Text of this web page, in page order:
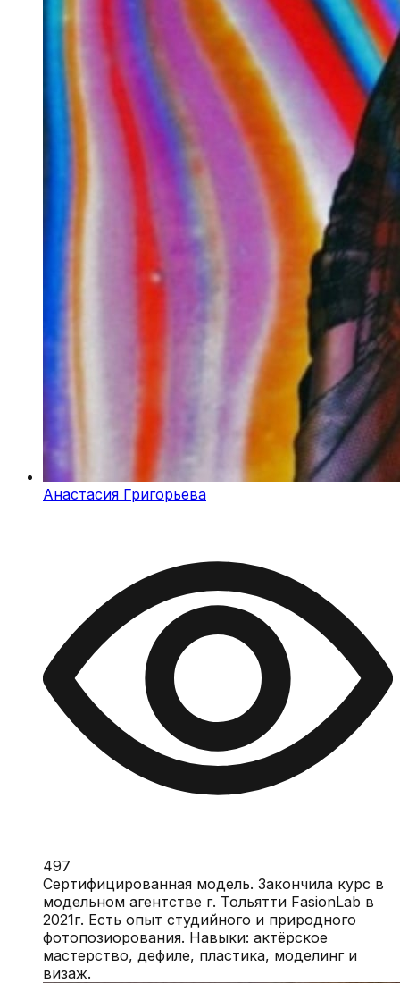
Анастасия Григорьева
497
Сертифицированная модель. Закончила курс в
модельном агентстве г. Тольятти FasionLab в
2021г. Есть опыт студийного и природного
фотопозиорования. Навыки: актёрское
мастерство, дефиле, пластика, моделинг и
визаж.